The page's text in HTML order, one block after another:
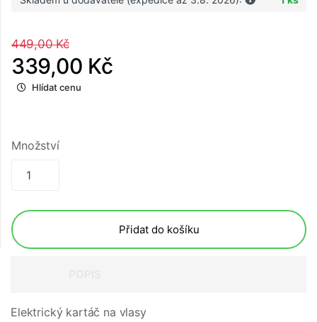
449,00 Kč
339,00 Kč
Hlídat cenu
Množství
Přidat do košíku
Elektrický kartáč na vlasy